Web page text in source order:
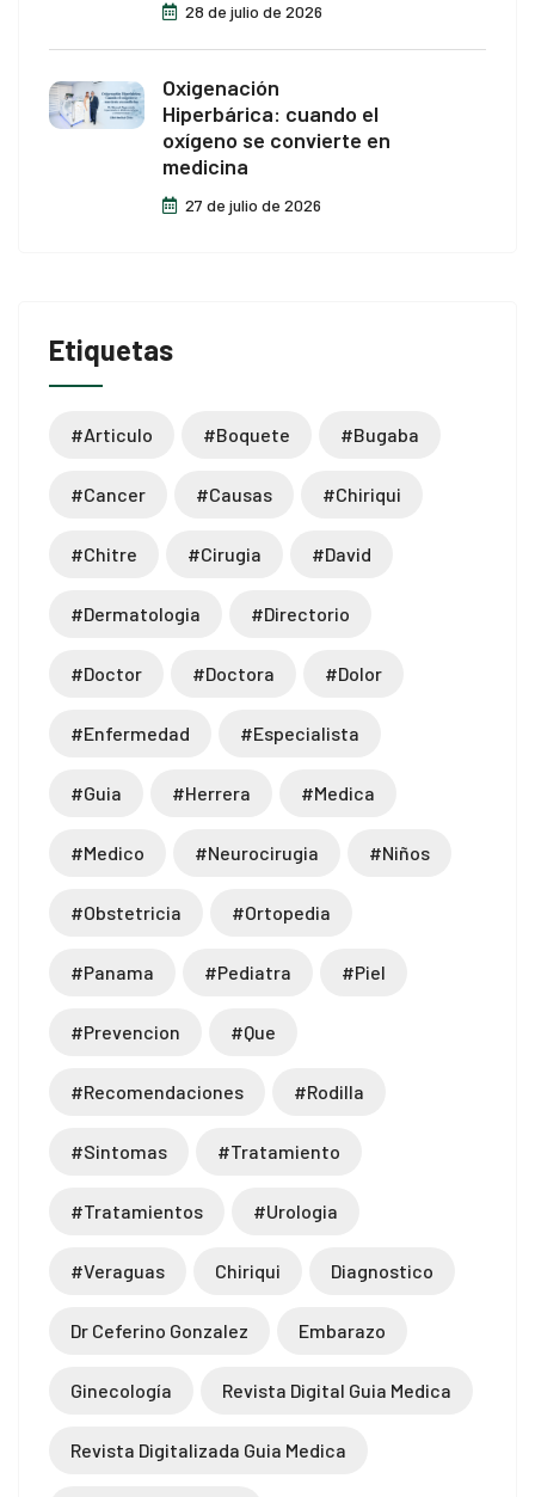
28 de julio de 2026
Oxigenación
Hiperbárica: cuando el
oxígeno se convierte en
medicina
27 de julio de 2026
Etiquetas
#articulo #boquete #bugaba
#cancer #causas #chiriqui
#chitre #cirugia #david
#dermatologia #directorio
#doctor #doctora #dolor
#enfermedad #especialista
#guia #herrera #medica
#medico #neurocirugia #niños
#obstetricia #ortopedia
#panama #pediatra #piel
#prevencion #que
#recomendaciones #rodilla
#sintomas #tratamiento
#tratamientos #urologia
#veraguas Chiriqui Diagnostico
Dr Ceferino Gonzalez Embarazo
Ginecología Revista Digital Guia Medica
Revista Digitalizada Guia Medica